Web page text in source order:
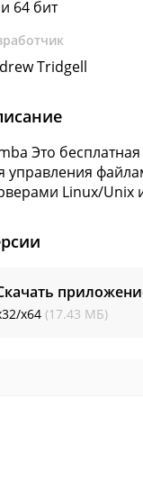
64 бит
Tridgell
Это
управления
Linux/Unix
x64 (17.43 МБ)